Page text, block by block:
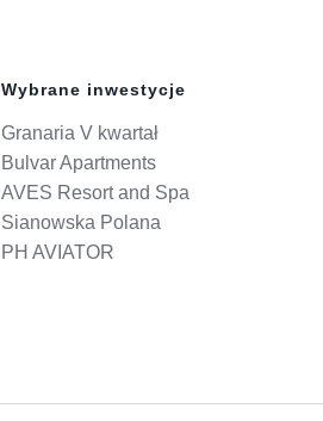
Wybrane inwestycje
Granaria V kwartał
Bulvar Apartments
AVES Resort and Spa
Sianowska Polana
PH AVIATOR